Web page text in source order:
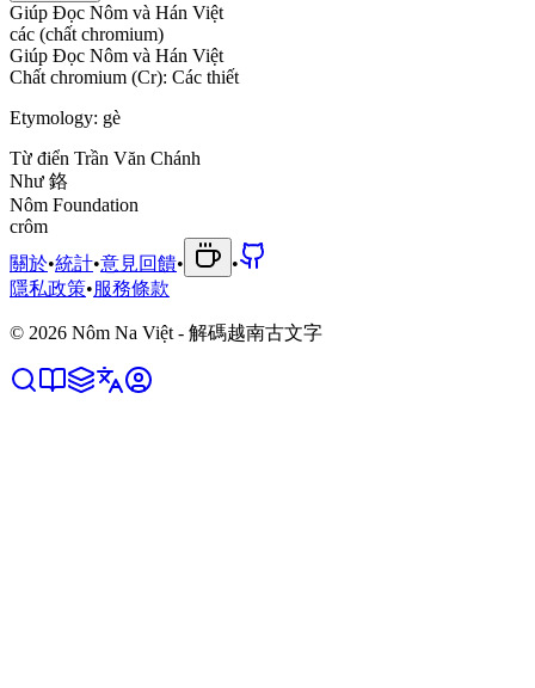
Giúp Đọc Nôm và Hán Việt
các (chất chromium)
Giúp Đọc Nôm và Hán Việt
Chất chromium (Cr): Các thiết
Etymology: gè
Từ điển Trần Văn Chánh
Như 鉻
Nôm Foundation
crôm
關於•統計•意見回饋•
•
隱私政策•服務條款
© 2026 Nôm Na Việt - 解碼越南古文字